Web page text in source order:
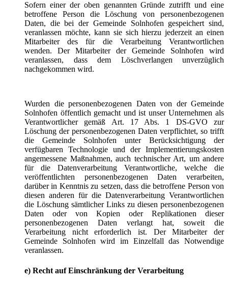
Sofern einer der oben genannten Gründe zutrifft und eine
betroffene Person die Löschung von personenbezogenen
Daten, die bei der Gemeinde Solnhofen gespeichert sind,
veranlassen möchte, kann sie sich hierzu jederzeit an einen
Mitarbeiter des für die Verarbeitung Verantwortlichen
wenden. Der Mitarbeiter der Gemeinde Solnhofen wird
veranlassen, dass dem Löschverlangen unverzüglich
nachgekommen wird.
Wurden die personenbezogenen Daten von der Gemeinde
Solnhofen öffentlich gemacht und ist unser Unternehmen als
Verantwortlicher gemäß Art. 17 Abs. 1 DS-GVO zur
Löschung der personenbezogenen Daten verpflichtet, so trifft
die Gemeinde Solnhofen unter Berücksichtigung der
verfügbaren Technologie und der Implementierungskosten
angemessene Maßnahmen, auch technischer Art, um andere
für die Datenverarbeitung Verantwortliche, welche die
veröffentlichten personenbezogenen Daten verarbeiten,
darüber in Kenntnis zu setzen, dass die betroffene Person von
diesen anderen für die Datenverarbeitung Verantwortlichen
die Löschung sämtlicher Links zu diesen personenbezogenen
Daten oder von Kopien oder Replikationen dieser
personenbezogenen Daten verlangt hat, soweit die
Verarbeitung nicht erforderlich ist. Der Mitarbeiter der
Gemeinde Solnhofen wird im Einzelfall das Notwendige
veranlassen.
e) Recht auf Einschränkung der Verarbeitung